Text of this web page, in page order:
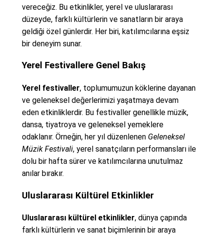
vereceğiz. Bu etkinlikler, yerel ve uluslararası
düzeyde, farklı kültürlerin ve sanatların bir araya
geldiği özel günlerdir. Her biri, katılımcılarına eşsiz
bir deneyim sunar.
Yerel Festivallere Genel Bakış
Yerel festivaller, toplumumuzun köklerine dayanan
ve geleneksel değerlerimizi yaşatmaya devam
eden etkinliklerdir. Bu festivaller genellikle müzik,
dansa, tiyatroya ve geleneksel yemeklere
odaklanır. Örneğin, her yıl düzenlenen Geleneksel
Müzik Festivali, yerel sanatçıların performansları ile
dolu bir hafta sürer ve katılımcılarına unutulmaz
anılar bırakır.
Uluslararası Kültürel Etkinlikler
Uluslararası kültürel etkinlikler, dünya çapında
farklı kültürlerin ve sanat biçimlerinin bir araya